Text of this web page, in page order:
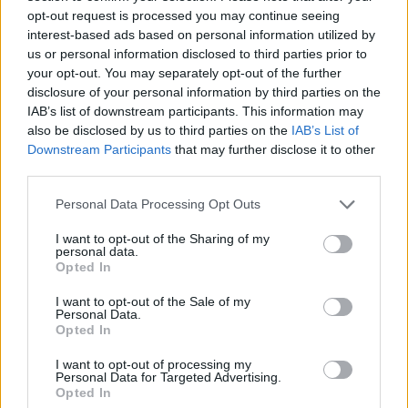
opt-out request is processed you may continue seeing
interest-based ads based on personal information utilized by
us or personal information disclosed to third parties prior to
your opt-out. You may separately opt-out of the further
disclosure of your personal information by third parties on the
IAB’s list of downstream participants. This information may
also be disclosed by us to third parties on the IAB’s List of
Downstream Participants that may further disclose it to other
Personal Data Processing Opt Outs
I want to opt-out of the Sharing of my
personal data.
Opted In
I want to opt-out of the Sale of my
Personal Data.
Opted In
I want to opt-out of processing my
Personal Data for Targeted Advertising.
Opted In
Při zateplování myslete i na kvalitu vnitřního vzduchu
22.12.2009 12:07 | PRAHA (Ekolist.cz)
Zateplování domů, které je dnes velmi propagované, má i svoje
stinné stránky. Aby nedocházelo ke ztrátám energií, utěsní se i
poslední štěrbinky, jimiž se do místnosti dostává čerstvý vzduch.
Ten pak chybí lidem ve chvílích, kdy potřebují pracovat nebo se
učit. Současnými technologiemi lze přitom dosáhnout obojího –
Česká rada pro šetrné budovy: Pořád se u nás staví
špatné budovy
18.12.2009 08:30 | PRAHA (
posléze podařilo přesvědčit třináct velkých firem z oblasti
stavebnictví, aby společně založili
(Rada). Od září, kdy Rada vznikla, se počet členů zdvojnásobil.
Česku,“ komentoval vznik Rady James Scott Brew, architekt
zabývající se šetrnými stavbami, „u zrodu stála spousta vizí a ideálů
malé skupinky lidí s odhodláním. Vaše Rada možná nebude tak